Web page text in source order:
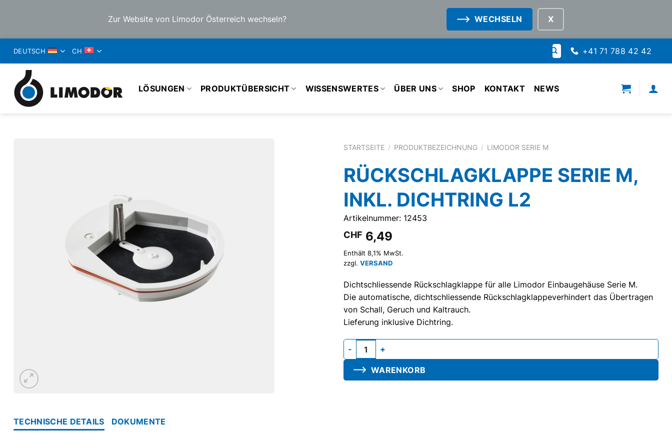
Zur Website von Limodor Österreich wechseln? WECHSELN
INHALT
SPRINGEN
DEUTSCH CH
Suche
nach:
+41 71 788 42 42
LÖSUNGEN PRODUKTÜBERSICHT WISSENSWERTES ÜBER UNS SHOP KONTAKT NEWS
STARTSEITE / PRODUKTBEZEICHNUNG / LIMODOR SERIE M
RÜCKSCHLAGKLAPPE SERIE M,
INKL. DICHTRING L2
Artikelnummer: 12453
CHF 6,49
Enthält 8,1% MwSt.
zzgl. VERSAND
Dichtschliessende Rückschlagklappe für alle Limodor Einbaugehäuse Serie M.
Die automatische, dichtschliessende Rückschlagklappeverhindert das Übertragen
von Schall, Geruch und Kaltrauch.
Lieferung inklusive Dichtring.
Rückschlagklappe Serie M, inkl. Dichtring L2 Menge
WARENKORB
TECHNISCHE DETAILS DOKUMENTE